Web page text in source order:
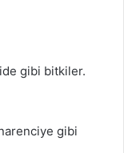
gibi bitkiler.
gibi